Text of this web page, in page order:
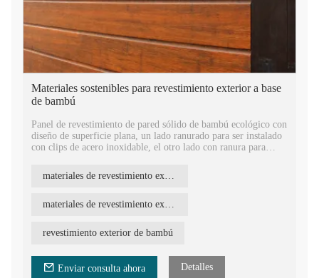
Materiales sostenibles para revestimiento exterior a base
de bambú
Panel de revestimiento de pared sólido de bambú ecológico con
diseño de superficie plana, un lado ranurado para ser instalado
con clips de acero inoxidable, el otro lado con ranura para
Revestimiento de madera de bambú tejido con hebras
pared de bambú impermeable de nuevo diseño 2020, 1860 mm
Material de bambú natural al por mayor para la construcción de
fachada de bambú.
materiales de revestimiento exterior
materiales de revestimiento exterior de bambú
revestimiento exterior de bambú
Enviar consulta ahora Detalles